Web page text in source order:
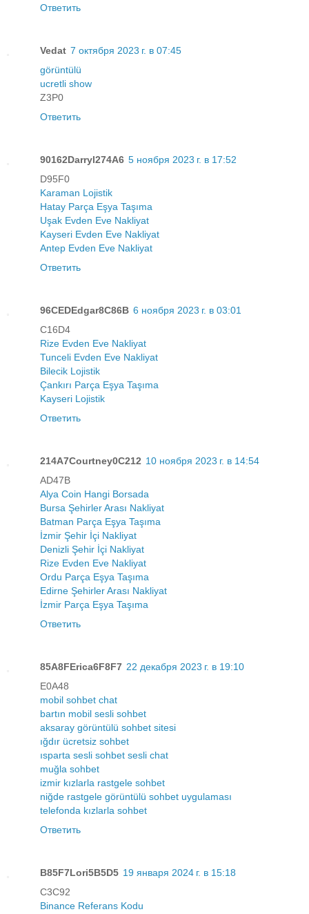
Ответить
Vedat 7 октября 2023 г. в 07:45
görüntülü
ucretli show
Z3P0
Ответить
90162Darryl274A6 5 ноября 2023 г. в 17:52
D95F0
Karaman Lojistik
Hatay Parça Eşya Taşıma
Uşak Evden Eve Nakliyat
Kayseri Evden Eve Nakliyat
Antep Evden Eve Nakliyat
Ответить
96CEDEdgar8C86B 6 ноября 2023 г. в 03:01
C16D4
Rize Evden Eve Nakliyat
Tunceli Evden Eve Nakliyat
Bilecik Lojistik
Çankırı Parça Eşya Taşıma
Kayseri Lojistik
Ответить
214A7Courtney0C212 10 ноября 2023 г. в 14:54
AD47B
Alya Coin Hangi Borsada
Bursa Şehirler Arası Nakliyat
Batman Parça Eşya Taşıma
İzmir Şehir İçi Nakliyat
Denizli Şehir İçi Nakliyat
Rize Evden Eve Nakliyat
Ordu Parça Eşya Taşıma
Edirne Şehirler Arası Nakliyat
İzmir Parça Eşya Taşıma
Ответить
85A8FErica6F8F7 22 декабря 2023 г. в 19:10
E0A48
mobil sohbet chat
bartın mobil sesli sohbet
aksaray görüntülü sohbet sitesi
ığdır ücretsiz sohbet
ısparta sesli sohbet sesli chat
muğla sohbet
izmir kızlarla rastgele sohbet
niğde rastgele görüntülü sohbet uygulaması
telefonda kızlarla sohbet
Ответить
B85F7Lori5B5D5 19 января 2024 г. в 15:18
C3C92
Binance Referans Kodu